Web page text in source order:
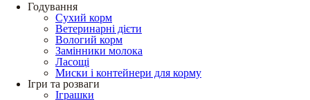
Годування
Сухий корм
Ветеринарні дієти
Вологий корм
Замінники молока
Ласощі
Миски і контейнери для корму
Ігри та розваги
Іграшки